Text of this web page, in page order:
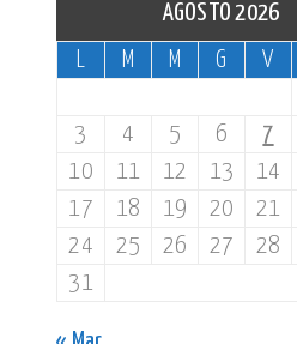
AGOSTO 2026
L
M M G V
3
4 5 6 7
10
11 12 13 14
17
18 19 20 21
24
25 26 27 28
31